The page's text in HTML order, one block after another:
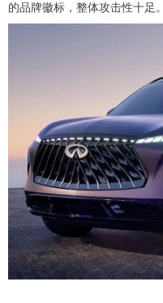
的品牌徽标，整体攻击性十足。